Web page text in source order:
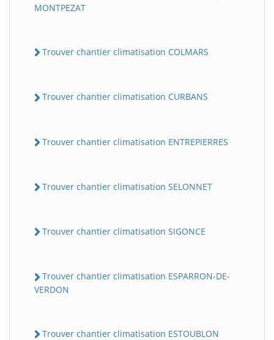
MONTPEZAT
Trouver chantier climatisation COLMARS
Trouver chantier climatisation CURBANS
Trouver chantier climatisation ENTREPIERRES
Trouver chantier climatisation SELONNET
Trouver chantier climatisation SIGONCE
Trouver chantier climatisation ESPARRON-DE-
VERDON
Trouver chantier climatisation ESTOUBLON